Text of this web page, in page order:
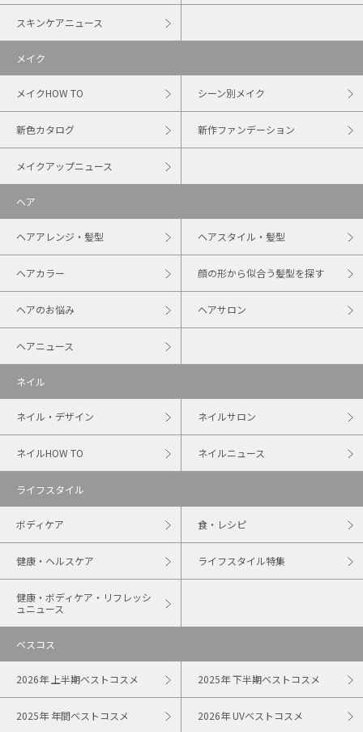
スキンケアニュース
メイク
メイクHOW TO シーン別メイク
新色カタログ 新作ファンデーション
メイクアップニュース
ヘア
ヘアアレンジ・髪型 ヘアスタイル・髪型
ヘアカラー 顔の形から似合う髪型を探す
ヘアのお悩み ヘアサロン
ヘアニュース
ネイル
ネイル・デザイン ネイルサロン
ネイルHOW TO ネイルニュース
ライフスタイル
ボディケア 食・レシピ
健康・ヘルスケア ライフスタイル特集
健康・ボディケア・リフレッシ
ュニュース
ベスコス
2026年 上半期ベストコスメ 2025年 下半期ベストコスメ
2025年 年間ベストコスメ 2026年 UVベストコスメ